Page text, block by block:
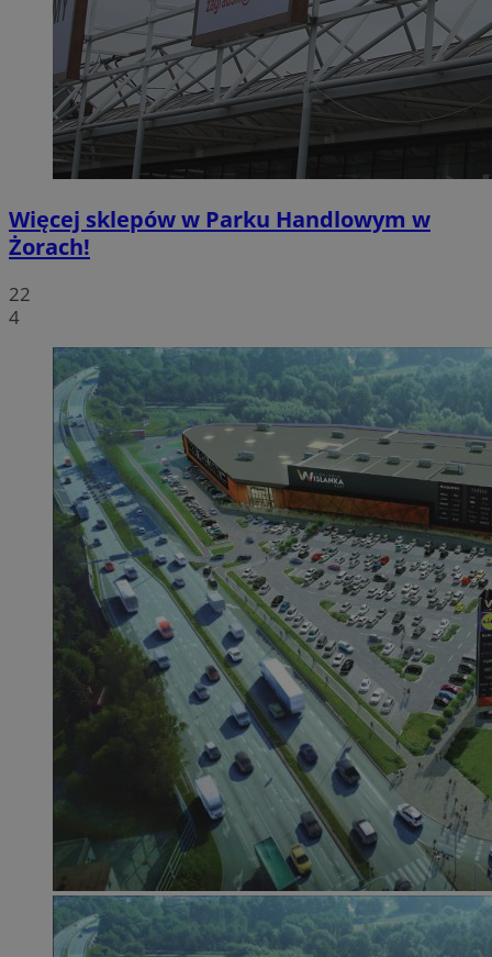
Więcej sklepów w Parku Handlowym w
Żorach!
22
4